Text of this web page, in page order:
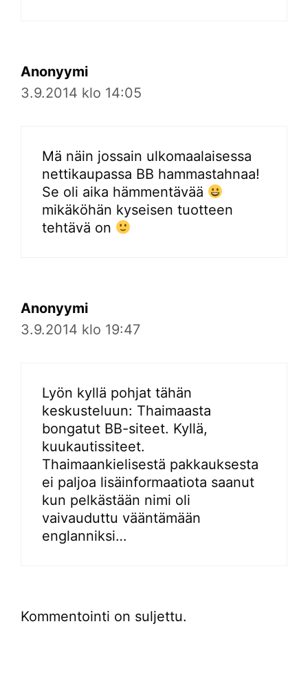
Anonyymi
3.9.2014 klo 14:05
Mä näin jossain ulkomaalaisessa
nettikaupassa BB hammastahnaa!
Se oli aika hämmentävää
mikäköhän kyseisen tuotteen
tehtävä on
Anonyymi
3.9.2014 klo 19:47
Lyön kyllä pohjat tähän
keskusteluun: Thaimaasta
bongatut BB-siteet. Kyllä,
kuukautissiteet.
Thaimaankielisestä pakkauksesta
ei paljoa lisäinformaatiota saanut
kun pelkästään nimi oli
vaivauduttu vääntämään
englanniksi…
Kommentointi on suljettu.